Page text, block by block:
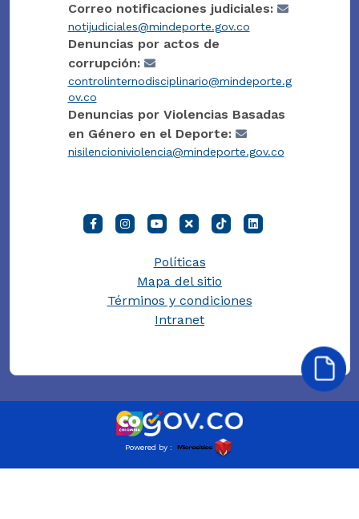
Correo notificaciones judiciales:
notijudiciales@mindeporte.gov.co
Denuncias por actos de
corrupción:
controlinternodisciplinario@mindeporte.g
ov.co
Denuncias por Violencias Basadas
en Género en el Deporte:
nisilencioniviolencia@mindeporte.gov.co
Políticas
Mapa del sitio
Términos y condiciones
Intranet
Powered by :